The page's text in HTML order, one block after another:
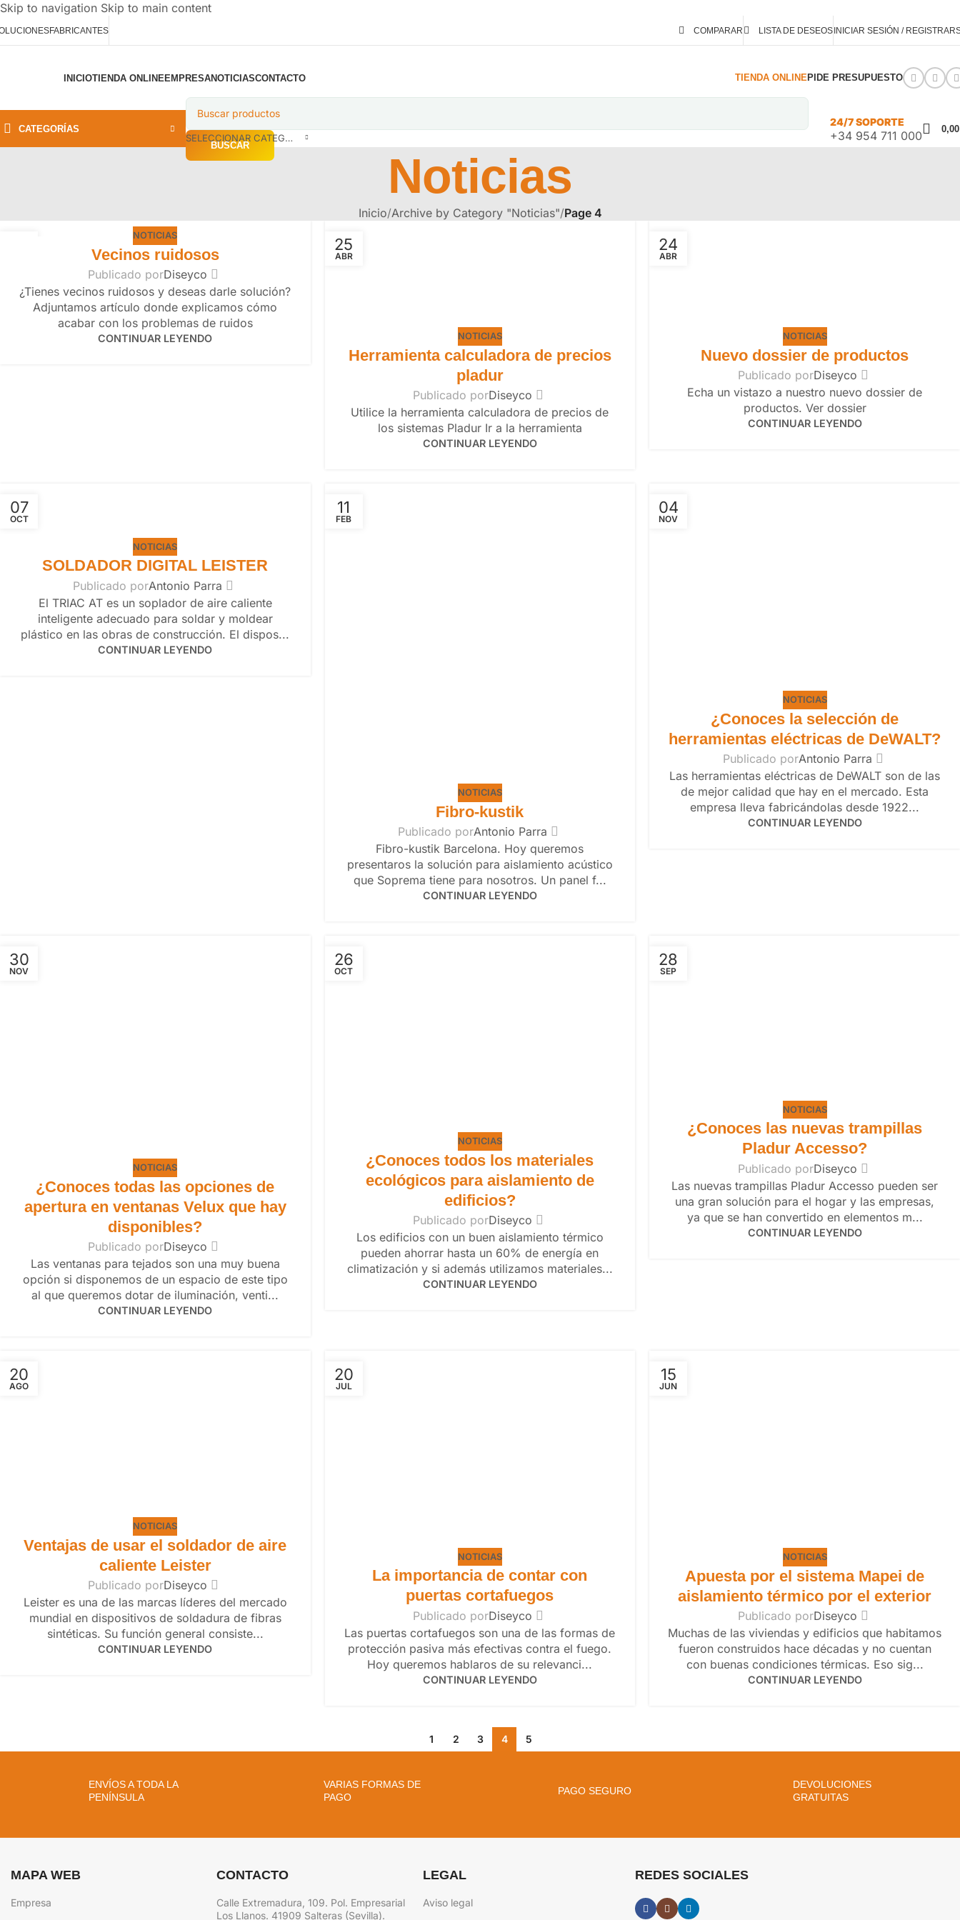
Skip to navigation Skip to main content
FABRICANTES COMPARAR LISTA DE DESEOSINICIAR SESIÓN /
INICIOTIENDA ONLINEEMPRESANOTICIASCONTACTO TIENDA ONLINEPIDE PRESUPUESTO
CATEGORÍAS
SELECCIONAR CATEGORÍA
BUSCAR
24/7 SOPORTE
+34 954 711 000
Noticias
Inicio/Archive by Category "Noticias"/Page 4
NOTICIAS
Vecinos ruidosos
Publicado porDiseyco
¿Tienes vecinos ruidosos y deseas darle solución?
Adjuntamos artículo donde explicamos cómo
acabar con los problemas de ruidos
CONTINUAR LEYENDO
25
ABR
NOTICIAS
Herramienta calculadora de precios
pladur
Publicado porDiseyco
Utilice la herramienta calculadora de precios de
los sistemas Pladur Ir a la herramienta
CONTINUAR LEYENDO
24
ABR
NOTICIAS
Nuevo dossier de productos
Publicado porDiseyco
Echa un vistazo a nuestro nuevo dossier de
productos. Ver dossier
CONTINUAR LEYENDO
07
OCT
NOTICIAS
SOLDADOR DIGITAL LEISTER
Publicado porAntonio Parra
El TRIAC AT es un soplador de aire caliente
inteligente adecuado para soldar y moldear
plástico en las obras de construcción. El dispos...
CONTINUAR LEYENDO
11
FEB
NOTICIAS
Fibro-kustik
Publicado porAntonio Parra
Fibro-kustik Barcelona. Hoy queremos
presentaros la solución para aislamiento acústico
que Soprema tiene para nosotros. Un panel f...
CONTINUAR LEYENDO
04
NOV
NOTICIAS
¿Conoces la selección de
herramientas eléctricas de DeWALT?
Publicado porAntonio Parra
Las herramientas eléctricas de DeWALT son de las
de mejor calidad que hay en el mercado. Esta
empresa lleva fabricándolas desde 1922...
CONTINUAR LEYENDO
30
NOV
NOTICIAS
¿Conoces todas las opciones de
apertura en ventanas Velux que hay
disponibles?
Publicado porDiseyco
Las ventanas para tejados son una muy buena
opción si disponemos de un espacio de este tipo
al que queremos dotar de iluminación, venti...
CONTINUAR LEYENDO
26
OCT
NOTICIAS
¿Conoces todos los materiales
ecológicos para aislamiento de
edificios?
Publicado porDiseyco
Los edificios con un buen aislamiento térmico
pueden ahorrar hasta un 60% de energía en
climatización y si además utilizamos materiales...
CONTINUAR LEYENDO
28
SEP
NOTICIAS
¿Conoces las nuevas trampillas
Pladur Accesso?
Publicado porDiseyco
Las nuevas trampillas Pladur Accesso pueden ser
una gran solución para el hogar y las empresas,
ya que se han convertido en elementos m...
CONTINUAR LEYENDO
20
AGO
NOTICIAS
Ventajas de usar el soldador de aire
caliente Leister
Publicado porDiseyco
Leister es una de las marcas líderes del mercado
mundial en dispositivos de soldadura de fibras
sintéticas. Su función general consiste...
CONTINUAR LEYENDO
20
JUL
NOTICIAS
La importancia de contar con
puertas cortafuegos
Publicado porDiseyco
Las puertas cortafuegos son una de las formas de
protección pasiva más efectivas contra el fuego.
Hoy queremos hablaros de su relevanci...
CONTINUAR LEYENDO
15
JUN
NOTICIAS
Apuesta por el sistema Mapei de
aislamiento térmico por el exterior
Publicado porDiseyco
Muchas de las viviendas y edificios que habitamos
fueron construidos hace décadas y no cuentan
con buenas condiciones térmicas. Eso sig...
CONTINUAR LEYENDO
1 2 3 4 5
ENVÍOS A TODA LA
PENÍNSULA
VARIAS FORMAS DE
PAGO
PAGO SEGURO
DEVOLUCIONES
GRATUITAS
MAPA WEB
Empresa
CONTACTO
Calle Extremadura, 109. Pol. Empresarial
Los Llanos. 41909 Salteras (Sevilla).
LEGAL
Aviso legal
REDES SOCIALES